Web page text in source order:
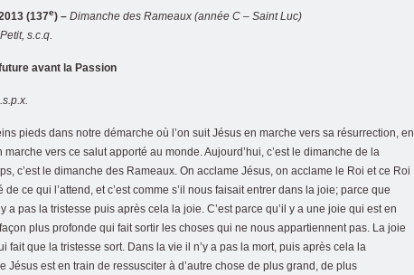
(137e) – Dimanche des Rameaux (année C – Saint Luc)
s.c.q.
avant la Passion
pieds dans notre démarche où l’on suit Jésus en marche vers sa résurrection, en
vers ce salut apporté au monde. Aujourd’hui, c’est le dimanche de la
c’est le dimanche des Rameaux. On acclame Jésus, on acclame le Roi et ce Roi
ce qui l’attend, et c’est comme s’il nous faisait entrer dans la joie; parce que
a pas la tristesse puis après cela la joie. C’est parce qu’il y a une joie qui est en
plus profonde qui fait sortir les choses qui ne nous appartiennent pas. La joie
fait que la tristesse sort. Dans la vie il n’y a pas la mort, puis après cela la
Jésus est en train de ressusciter à d’autre chose de plus grand, de plus